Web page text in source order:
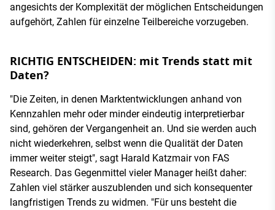
angesichts der Komplexität der möglichen Entscheidungen
aufgehört, Zahlen für einzelne Teilbereiche vorzugeben.
RICHTIG ENTSCHEIDEN: mit Trends statt mit
Daten?
"Die Zeiten, in denen Marktentwicklungen anhand von
Kennzahlen mehr oder minder eindeutig interpretierbar
sind, gehören der Vergangenheit an. Und sie werden auch
nicht wiederkehren, selbst wenn die Qualität der Daten
immer weiter steigt", sagt Harald Katzmair von FAS
Research. Das Gegenmittel vieler Manager heißt daher:
Zahlen viel stärker auszublenden und sich konsequenter
langfristigen Trends zu widmen. "Für uns besteht die